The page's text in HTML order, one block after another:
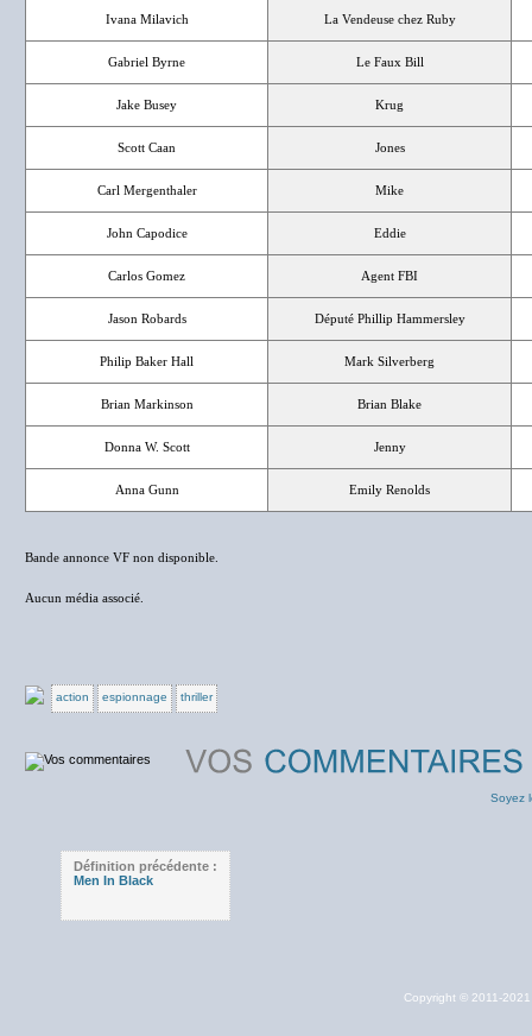
Ivana Milavich La Vendeuse chez Ruby
Gabriel Byrne Le Faux Bill
Jake Busey Krug
Scott Caan Jones
Carl Mergenthaler Mike
John Capodice Eddie
Carlos Gomez Agent FBI
Jason Robards Député Phillip Hammersley
Philip Baker Hall Mark Silverberg
Brian Markinson Brian Blake
Donna W. Scott Jenny
Anna Gunn Emily Renolds
Bande annonce VF non disponible.
Aucun média associé.
action espionnage thriller
Soyez
Définition précédente :
Men In Black
Copyright © 2011-